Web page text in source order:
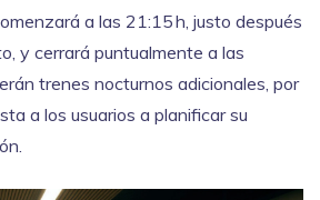
a las 21:15 h, justo después
y cerrará puntualmente a las
trenes nocturnos adicionales, por
a los usuarios a planificar su